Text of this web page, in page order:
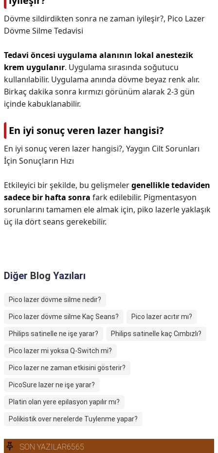
Dövme sildirdikten sonra ne zaman iyileşir?, Pico Lazer
Dövme Silme Tedavisi
Tedavi öncesi uygulama alanının lokal anestezik
krem uygulanır. Uygulama sırasında soğutucu
kullanılabilir. Uygulama anında dövme beyaz renk alır.
Birkaç dakika sonra kırmızı görünüm alarak 2-3 gün
içinde kabuklanabilir.
En iyi sonuç veren lazer hangisi?
En iyi sonuç veren lazer hangisi?, Yaygın Cilt Sorunları
İçin Sonuçların Hızı
Etkileyici bir şekilde, bu gelişmelergenellikle tedaviden
sadece bir hafta sonra fark edilebilir. Pigmentasyon
sorunlarını tamamen ele almak için, piko lazerle yaklaşık
üç ila dört seans gerekebilir.
Diğer Blog Yazıları
Pico lazer dövme silme nedir?
Pico lazer dövme silme Kaç Seans? Pico lazer acıtır mı?
Philips satinelle ne işe yarar? Philips satinelle kaç Cımbızlı?
Pico lazer mi yoksa Q-Switch mi?
Pico lazer ne zaman etkisini gösterir?
PicoSure lazer ne işe yarar?
Platin olan yere epilasyon yapılır mı?
Polikistik over nerelerde Tuylenme yapar?
SON YAZILAR6565